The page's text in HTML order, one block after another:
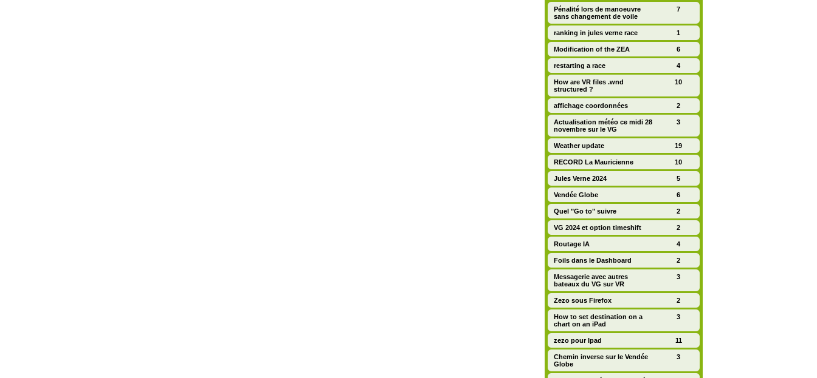
Pénalité lors de manoeuvre
sans changement de voile
7
ranking in jules verne race 1
Modification of the ZEA 6
restarting a race 4
How are VR files .wnd
structured ?
10
affichage coordonnées 2
Actualisation météo ce midi 28
novembre sur le VG
3
Weather update 19
RECORD La Mauricienne 10
Jules Verne 2024 5
Vendée Globe 6
Quel "Go to" suivre 2
VG 2024 et option timeshift 2
Routage IA 4
Foils dans le Dashboard 2
Messagerie avec autres
bateaux du VG sur VR
3
Zezo sous Firefox 2
How to set destination on a
chart on an iPad
3
zezo pour Ipad 11
Chemin inverse sur le Vendée
Globe
3